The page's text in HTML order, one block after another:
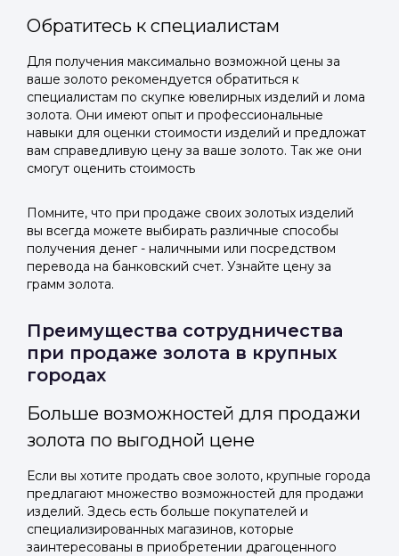
Обратитесь к специалистам
Для получения максимально возможной цены за
ваше золото рекомендуется обратиться к
специалистам по скупке ювелирных изделий и лома
золота. Они имеют опыт и профессиональные
навыки для оценки стоимости изделий и предложат
вам справедливую цену за ваше золото. Так же они
смогут оценить стоимость
Помните, что при продаже своих золотых изделий
вы всегда можете выбирать различные способы
получения денег - наличными или посредством
перевода на банковский счет. Узнайте цену за
грамм золота.
Преимущества сотрудничества
при продаже золота в крупных
городах
Больше возможностей для продажи
золота по выгодной цене
Если вы хотите продать свое золото, крупные города
предлагают множество возможностей для продажи
изделий. Здесь есть больше покупателей и
специализированных магазинов, которые
заинтересованы в приобретении драгоценного